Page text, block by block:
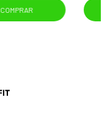
COMPRAR